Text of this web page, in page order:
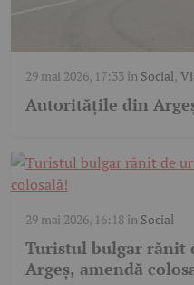
29 mai 2026, 17:33în Social,
Autoritățile din
29 mai 2026, 16:18în Social
Turistul bulgar rănit
Argeș, amendă